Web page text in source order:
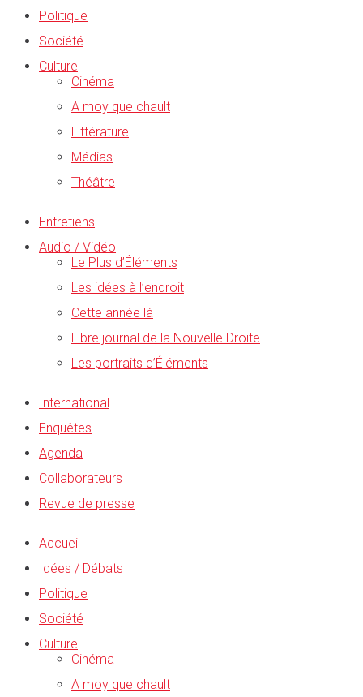
Politique
Société
Culture
Cinéma
A moy que chault
Littérature
Médias
Théâtre
Entretiens
Audio / Vidéo
Le Plus d’Éléments
Les idées à l’endroit
Cette année là
Libre journal de la Nouvelle Droite
Les portraits d’Éléments
International
Enquêtes
Agenda
Collaborateurs
Revue de presse
Accueil
Idées / Débats
Politique
Société
Culture
Cinéma
A moy que chault